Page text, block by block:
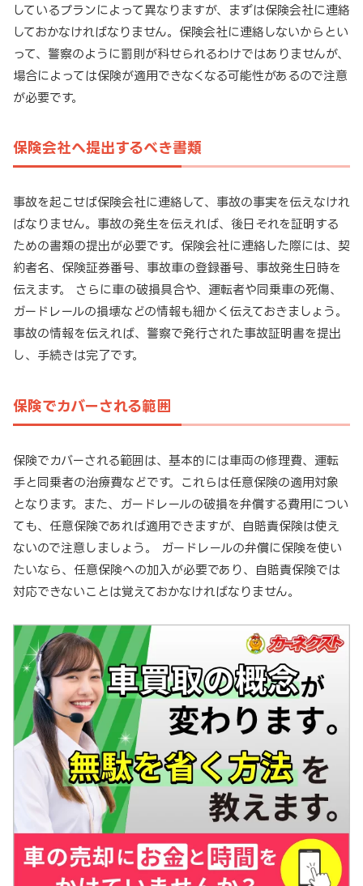
しているプランによって異なりますが、まずは保険会社に連絡
しておかなければなりません。保険会社に連絡しないからとい
って、警察のように罰則が科せられるわけではありませんが、
場合によっては保険が適用できなくなる可能性があるので注意
が必要です。
保険会社へ提出するべき書類
事故を起こせば保険会社に連絡して、事故の事実を伝えなけれ
ばなりません。事故の発生を伝えれば、後日それを証明する
ための書類の提出が必要です。保険会社に連絡した際には、契
約者名、保険証券番号、事故車の登録番号、事故発生日時を
伝えます。 さらに車の破損具合や、運転者や同乗車の死傷、
ガードレールの損壊などの情報も細かく伝えておきましょう。
事故の情報を伝えれば、警察で発行された事故証明書を提出
し、手続きは完了です。
保険でカバーされる範囲
保険でカバーされる範囲は、基本的には車両の修理費、運転
手と同乗者の治療費などです。これらは任意保険の適用対象
となります。また、ガードレールの破損を弁償する費用につい
ても、任意保険であれば適用できますが、自賠責保険は使え
ないので注意しましょう。 ガードレールの弁償に保険を使い
たいなら、任意保険への加入が必要であり、自賠責保険では
対応できないことは覚えておかなければなりません。